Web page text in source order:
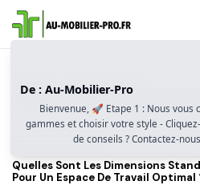
Comment Aménager Un Open
? Fonctionnalité, Collaboration Et
Configurations, Dimensions Et
Quelles Sont Les Dimensions
Pour Un Espace De Travail Optimal
De : Au-Mobilier-Pro
Bienvenue, 🚀 Etape 1 : Nous vous
gammes et choisir votre style -
de conseils ? Contactez-